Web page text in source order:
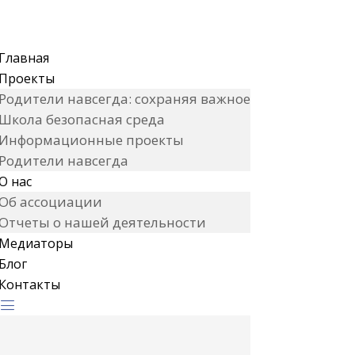
Главная
Проекты
Родители навсегда: сохраняя важное
Школа безопасная среда
Информационные проекты
Родители навсегда
нас
ассоциации
о нашей деятельности
Медиаторы
Блог
Контакты